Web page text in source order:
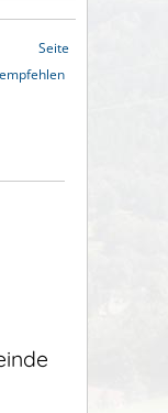
Seite
empfehlen